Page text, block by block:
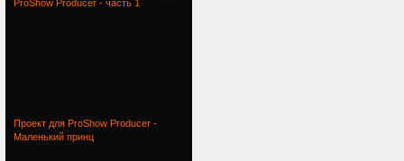
ProShow Producer - часть 1
Проект для ProShow Producer -
Маленький принц